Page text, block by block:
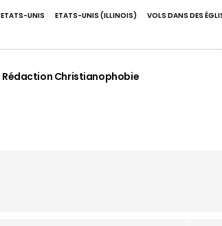
ETATS-UNIS ETATS-UNIS (ILLINOIS) VOLS DANS DES
Rédaction Christianophobie